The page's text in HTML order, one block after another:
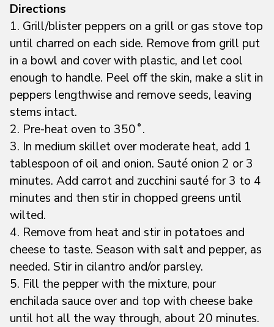
Directions
1. Grill/blister peppers on a grill or gas stove top
until charred on each side. Remove from grill put
in a bowl and cover with plastic, and let cool
enough to handle. Peel off the skin, make a slit in
peppers lengthwise and remove seeds, leaving
stems intact.
2. Pre-heat oven to 350˚.
3. In medium skillet over moderate heat, add 1
tablespoon of oil and onion. Sauté onion 2 or 3
minutes. Add carrot and zucchini sauté for 3 to 4
minutes and then stir in chopped greens until
wilted.
4. Remove from heat and stir in potatoes and
cheese to taste. Season with salt and pepper, as
needed. Stir in cilantro and/or parsley.
5. Fill the pepper with the mixture, pour
enchilada sauce over and top with cheese bake
until hot all the way through, about 20 minutes.